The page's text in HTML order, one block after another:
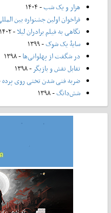
هزار و یک شب- ۱۴۰۴
فراخوان اولین جشنواره بین
نگاهی به فیلم برادران لیلا- ۱۴۰۲
سایۀ یک شوک- ۱۳۹۹
در شگفت از پهلوانی‌ها- ۱۳۹۸
تقابل نقش و بازیگر- ۱۳۹۸
ضربه فنی شدن تختی روی پرده-
شش‌دانگ- ۱۳۹۸